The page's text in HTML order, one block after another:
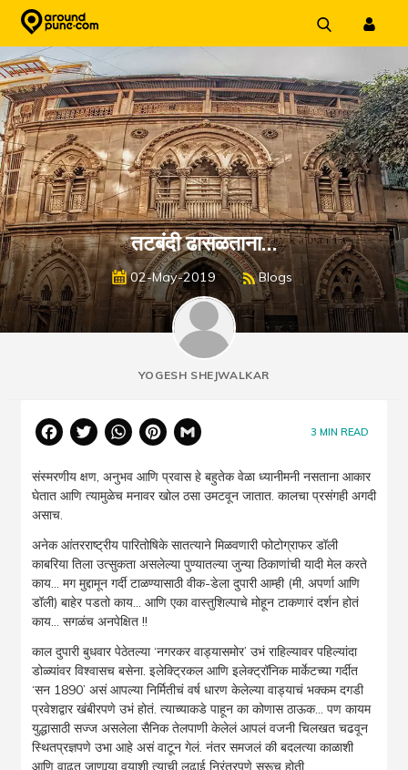
तटबंदी ढासळताना…
02-May-2019 Blogs
YOGESH SHEJWALKAR
FacebookTwitterWhatsApp
Pinterest 3 MIN READ
संस्मरणीय क्षण, अनुभव आणि प्रवास हे बहुतेक वेळा ध्यानीमनी नसताना आकार
घेतात आणि त्यामुळेच मनावर खोल ठसा उमटवून जातात. कालचा प्रसंगही अगदी
असाच.
अनेक आंतरराष्ट्रीय पारितोषिके सातत्याने मिळवणारी फोटोग्राफर डॉली
काबरिया तिला उत्सुकता असलेल्या पुण्यातल्या जुन्या ठिकाणांची यादी मेल करते
काय… मग मुद्दामून गर्दी टाळण्यासाठी वीक-डेला दुपारी आम्ही (मी, अपर्णा आणि
डॉली) बाहेर पडतो काय… आणि एका वास्तुशिल्पाचे मोहून टाकणारं दर्शन होतं
काय… सगळंच अनपेक्षित !!
काल दुपारी बुधवार पेठेतल्या ‘नगरकर वाड्यासमोर’ उभं राहिल्यावर पहिल्यांदा
डोळ्यांवर विश्वासच बसेना. इलेक्ट्रिकल आणि इलेक्ट्रॉनिक मार्केटच्या गर्दीत
‘सन 1890’ असं आपल्या निर्मितीचं वर्ष धारण केलेल्या वाड्याचं भक्कम दगडी
प्रवेशद्वार खंबीरपणे उभं होतं. त्याच्याकडे पाहून का कोणास ठाऊक… पण कायम
युद्धासाठी सज्ज असलेला सैनिक तेलपाणी केलेलं आपलं वजनी चिलखत चढवून
स्थितप्रज्ञपणे उभा आहे असं वाटून गेलं. नंतर समजलं की बदलत्या काळाशी
आणि वाढत जाणार्‍या वयाशी त्याची लढाई निरंतरपणे सुरूच होती.